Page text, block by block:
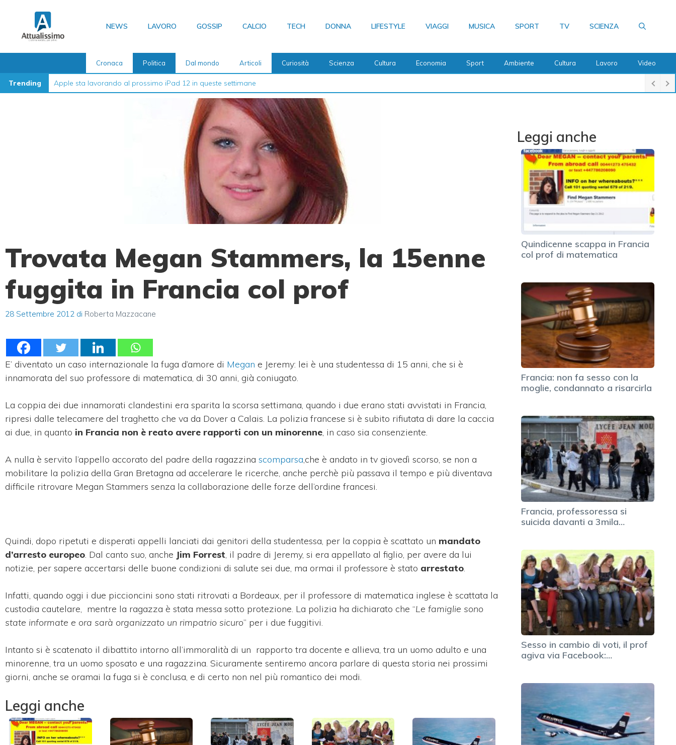
contenuto
NEWS LAVORO GOSSIP CALCIO TECH DONNA LIFESTYLE VIAGGI MUSICA SPORT TV SCIENZA
Cronaca Politica Dal mondo Articoli Curiosità Scienza Cultura Economia Sport Ambiente Cultura Lavoro Video
Trending Apple sta lavorando al prossimo iPad 12 in queste settimane
Trovata Megan Stammers, la 15enne
fuggita in Francia col prof
28 Settembre 2012 di Roberta Mazzacane
E’ diventato un caso internazionale la fuga d’amore di Megan e Jeremy: lei è una studentessa di 15 anni, che si è
innamorata del suo professore di matematica, di 30 anni, già coniugato.
La coppia dei due innamorati clandestini era sparita la scorsa settimana, quando i due erano stati avvistati in Francia,
ripresi dalle telecamere del traghetto che va da Dover a Calais. La polizia francese si è subito rifiutata di dare la caccia
ai due, in quanto in Francia non è reato avere rapporti con un minorenne , in caso sia consenziente.
A nulla è servito l’appello accorato del padre della ragazzina scomparsa,che è andato in tv giovedì scorso, se non a
mobilitare la polizia della Gran Bretagna ad accelerare le ricerche, anche perchè più passava il tempo e più diventava
difficile ritrovare Megan Stammers senza la collaborazione delle forze dell’ordine francesi.
Quindi, dopo ripetuti e disperati appelli lanciati dai genitori della studentessa, per la coppia è scattato un mandato
d’arresto europeo . Dal canto suo, anche Jim Forrest , il padre di Jeremy, si era appellato al figlio, per avere da lui
notizie, per sapere accertarsi delle buone condizioni di salute sei due, ma ormai il professore è stato arrestato
Infatti, quando oggi i due piccioncini sono stati ritrovati a Bordeaux, per il professore di matematica inglese è scattata la
custodia cautelare, mentre la ragazza è stata messa sotto protezione. La polizia ha dichiarato che “Le famiglie sono
state informate e ora sarà organizzato un rimpatrio sicuro” per i due fuggitivi.
Intanto si è scatenato il dibattito intorno all’immoralità di un rapporto tra docente e allieva, tra un uomo adulto e una
minorenne, tra un uomo sposato e una ragazzina. Sicuramente sentiremo ancora parlare di questa storia nei prossimi
giorni, anche se oramai la fuga si è conclusa, e di certo non nel più romantico dei modi.
Leggi anche
Leggi anche
Quindicenne scappa in Francia
col prof di matematica
Francia: non fa sesso con la
moglie, condannato a risarcirla
Francia, professoressa si
suicida davanti a 3mila…
Sesso in cambio di voti, il prof
agiva via Facebook:…